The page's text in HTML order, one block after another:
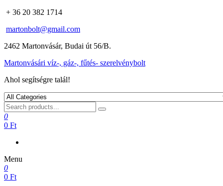
+ 36 20 382 1714
martonbolt@gmail.com
2462 Martonvásár, Budai út 56/B.
Martonvásári víz-, gáz-, fűtés- szerelvénybolt
Ahol segítségre talál!
0
0 Ft
Menu
0
0 Ft